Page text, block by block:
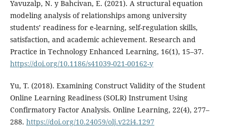
Yavuzalp, N. y Bahcivan, E. (2021). A structural equation
modeling analysis of relationships among university
students’ readiness for e-learning, self-regulation skills,
satisfaction, and academic achievement. Research and
Practice in Technology Enhanced Learning, 16(1), 15–37.
https://doi.org/10.1186/s41039-021-00162-y
Yu, T. (2018). Examining Construct Validity of the Student
Online Learning Readiness (SOLR) Instrument Using
Confirmatory Factor Analysis. Online Learning, 22(4), 277–
288. https://doi.org/10.24059/olj.v22i4.1297